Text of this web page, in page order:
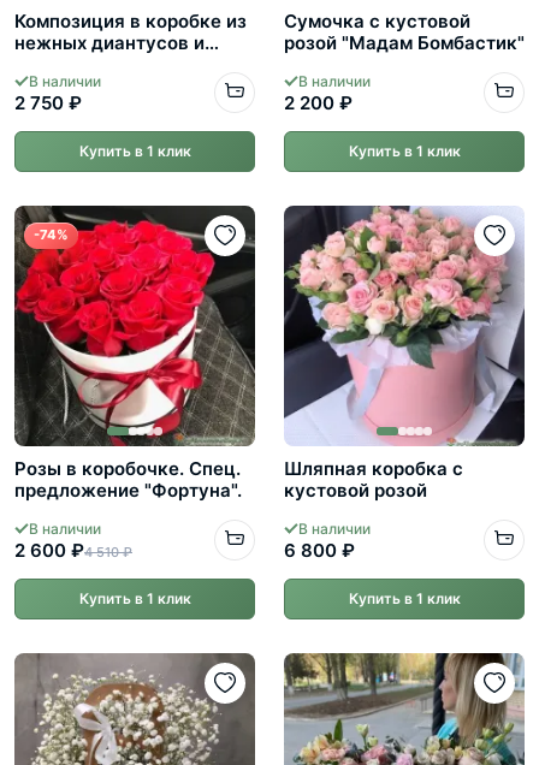
Композиция в коробке из
нежных диантусов и
В наличии
2 750 ₽
Купить в 1 клик
Сумочка с кустовой
розой "Мадам Бомбастик"
В наличии
2 200 ₽
Купить в 1 клик
-74%
Розы в коробочке. Спец.
предложение "Фортуна".
В наличии
2 600 ₽4 510 ₽
Купить в 1 клик
Шляпная коробка с
кустовой розой
В наличии
6 800 ₽
Купить в 1 клик